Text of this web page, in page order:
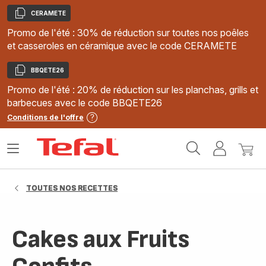
Copier
CERAMETE
Promo de l'été : 30% de réduction sur toutes nos poêles
et casseroles en céramique avec le code CERAMETE
Copier
BBQETE26
Promo de l'été : 20% de réduction sur les planchas, grills et
barbecues avec le code BBQETE26
Conditions de l'offre
MonMon
Ouvrir
TOUTES NOS RECETTES
Cakes aux Fruits